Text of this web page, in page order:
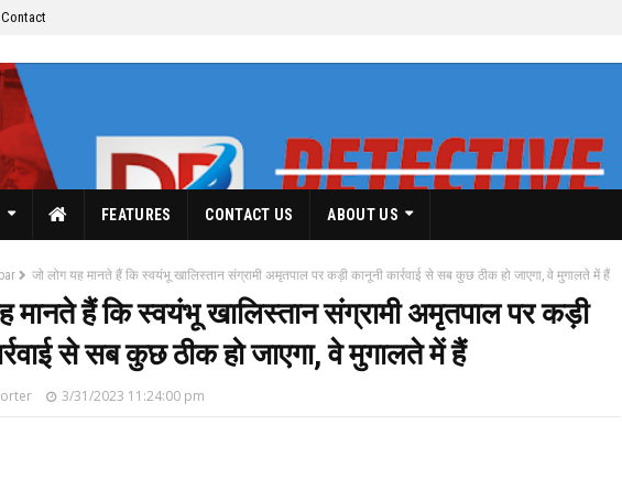
Contact
& News Service's
FEATURES CONTACT US ABOUT US
जो लोग यह मानते हैं कि स्वयंभू खालिस्तान संग्रामी अमृतपाल पर कड़ी कानूनी कार्रवाई से सब कुछ ठीक हो जाएगा, वे मुगालते में हैं
मानते हैं कि स्वयंभू खालिस्तान संग्रामी अमृतपाल पर कड़ी
से सब कुछ ठीक हो जाएगा, वे मुगालते में हैं
3/31/2023 11:24:00 pm